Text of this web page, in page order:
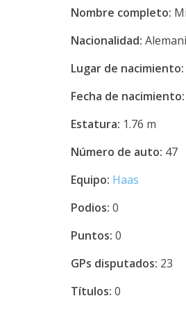
Nombre completo:
Nacionalidad:
Lugar de nacimiento:
Fecha de nacimiento:
Estatura: 1.76 m
Número de auto: 47
Equipo: Haas
Podios: 0
Puntos: 0
GPs disputados: 23
Títulos: 0